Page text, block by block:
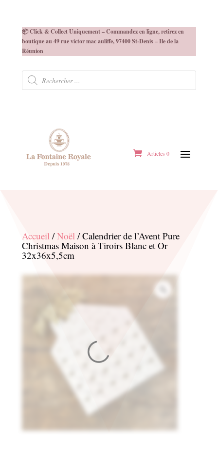
📦 Click & Collect Uniquement – Commandez en ligne, retirez en
boutique au 49 rue victor mac auliffe, 97400 St-Denis – Ile de la
Réunion
Recherche
produits
Articles 0
Accueil/Noël/ Calendrier de l’Avent Pure
Christmas Maison à Tiroirs Blanc et Or
32x36x5,5cm